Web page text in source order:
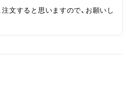
文すると思いますので、お願いし